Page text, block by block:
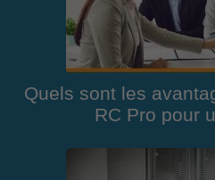
Quels sont les
RC Pro pour